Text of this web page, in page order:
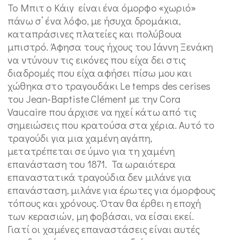
Το Μπιτ ο Κάιγ είναι ένα όμορφο «χωριό»
πάνω σ’ ένα λόφο, με ήσυχα δρομάκια,
καταπράσινες πλατείες και πολύβουα
μπιστρό. Άφησα τους ήχους του Ιάννη Ξενάκη
να ντύνουν τις εικόνες που είχα δει στις
διαδρομές που είχα αφήσει πίσω μου και
χώθηκα στο τραγουδάκι Le temps des cerises
του Jean-Baptiste Clément με την Cora
Vaucaire που άρχισε να ηχεί κάτω από τις
σημειώσεις που κρατούσα στα χέρια. Αυτό το
τραγούδι για μια χαμένη αγάπη,
μετατρέπεται σε ύμνο για τη χαμένη
επανάσταση του 1871. Τα ωραιότερα
επαναστατικά τραγούδια δεν μιλάνε για
επανάσταση, μιλάνε για έρωτες για όμορφους
τόπους και χρόνους. Όταν θα έρθει η εποχή
των κερασιών, μη φοβάσαι, να είσαι εκεί.
Γιατί οι χαμένες επαναστάσεις είναι αυτές